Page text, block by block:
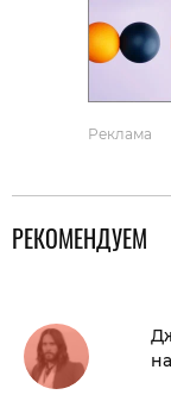
Реклама
РЕКОМЕНДУЕМ